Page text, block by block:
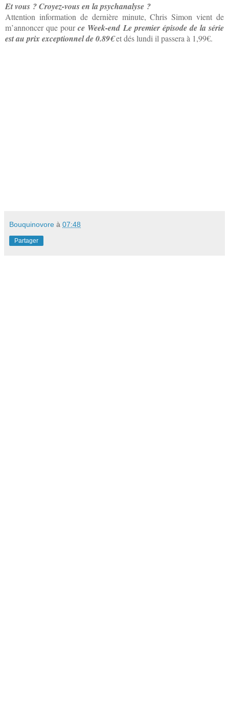
Et vous ? Croyez-vous en la psychanalyse ?
Attention information de dernière minute, Chris Simon vient de
m’annoncer que pource Week-end Le premier épisode de la série
est au prix exceptionnel de 0.89€et dés lundi il passera à 1,99€.
Bouquinovore à 07:48
Partager